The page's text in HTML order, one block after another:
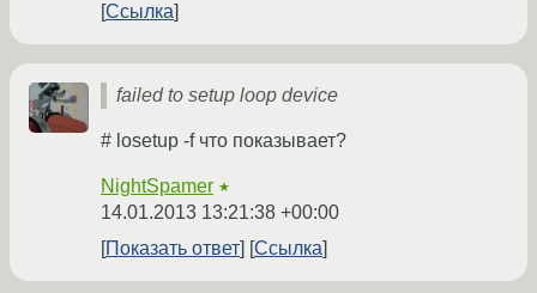
Ссылка
failed to setup loop device
# losetup -f что показывает?
NightSpamer ★
14.01.2013 13:21:38 +00:00
Показать ответ
Ссылка